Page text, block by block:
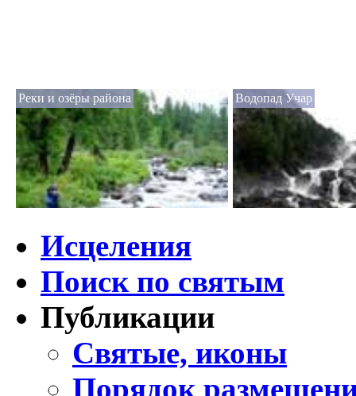
Реки и озёры района Водопад Учар
Исцеления
Поиск по святым
Публикации
Святые, иконы
Порядок